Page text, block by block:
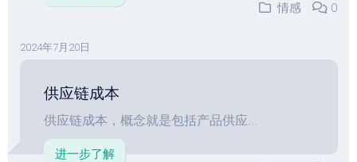
情感
0
2024年7月20日
供应链成本
供应链成本，概念就是包括产品供应...
进一步了解